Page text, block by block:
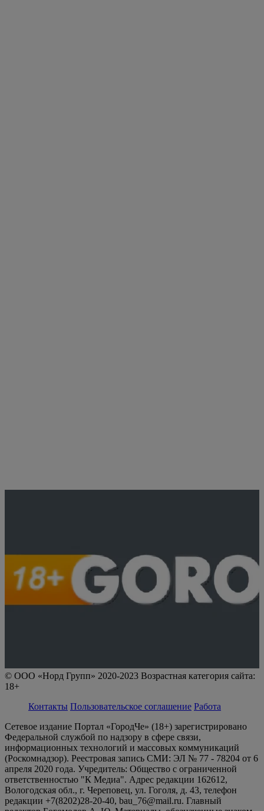
© ООО «Норд Групп» 2020-2023 Возрастная категория сайта:
18+
Контакты Пользовательское соглашение Работа
Сетевое издание Портал «ГородЧе» (18+) зарегистрировано
Федеральной службой по надзору в сфере связи,
информационных технологий и массовых коммуникаций
(Роскомнадзор). Реестровая запись СМИ: ЭЛ № 77 - 78204 от 6
апреля 2020 года. Учредитель: Общество с ограниченной
ответственностью "К Медиа". Адрес редакции 162612,
Вологодская обл., г. Череповец, ул. Гоголя, д. 43, телефон
редакции +7(8202)28-20-40, bau_76@mail.ru. Главный